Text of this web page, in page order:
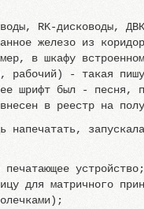
RK-дисководы,
железо из
в шкафу
рабочий) - такая
шрифт был - песня,
в реестр на
устройство;
для матричного